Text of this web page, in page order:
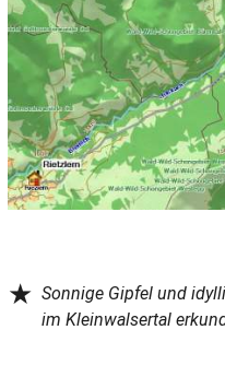
★ Sonnige Gipfel und
im Kleinwalsertal